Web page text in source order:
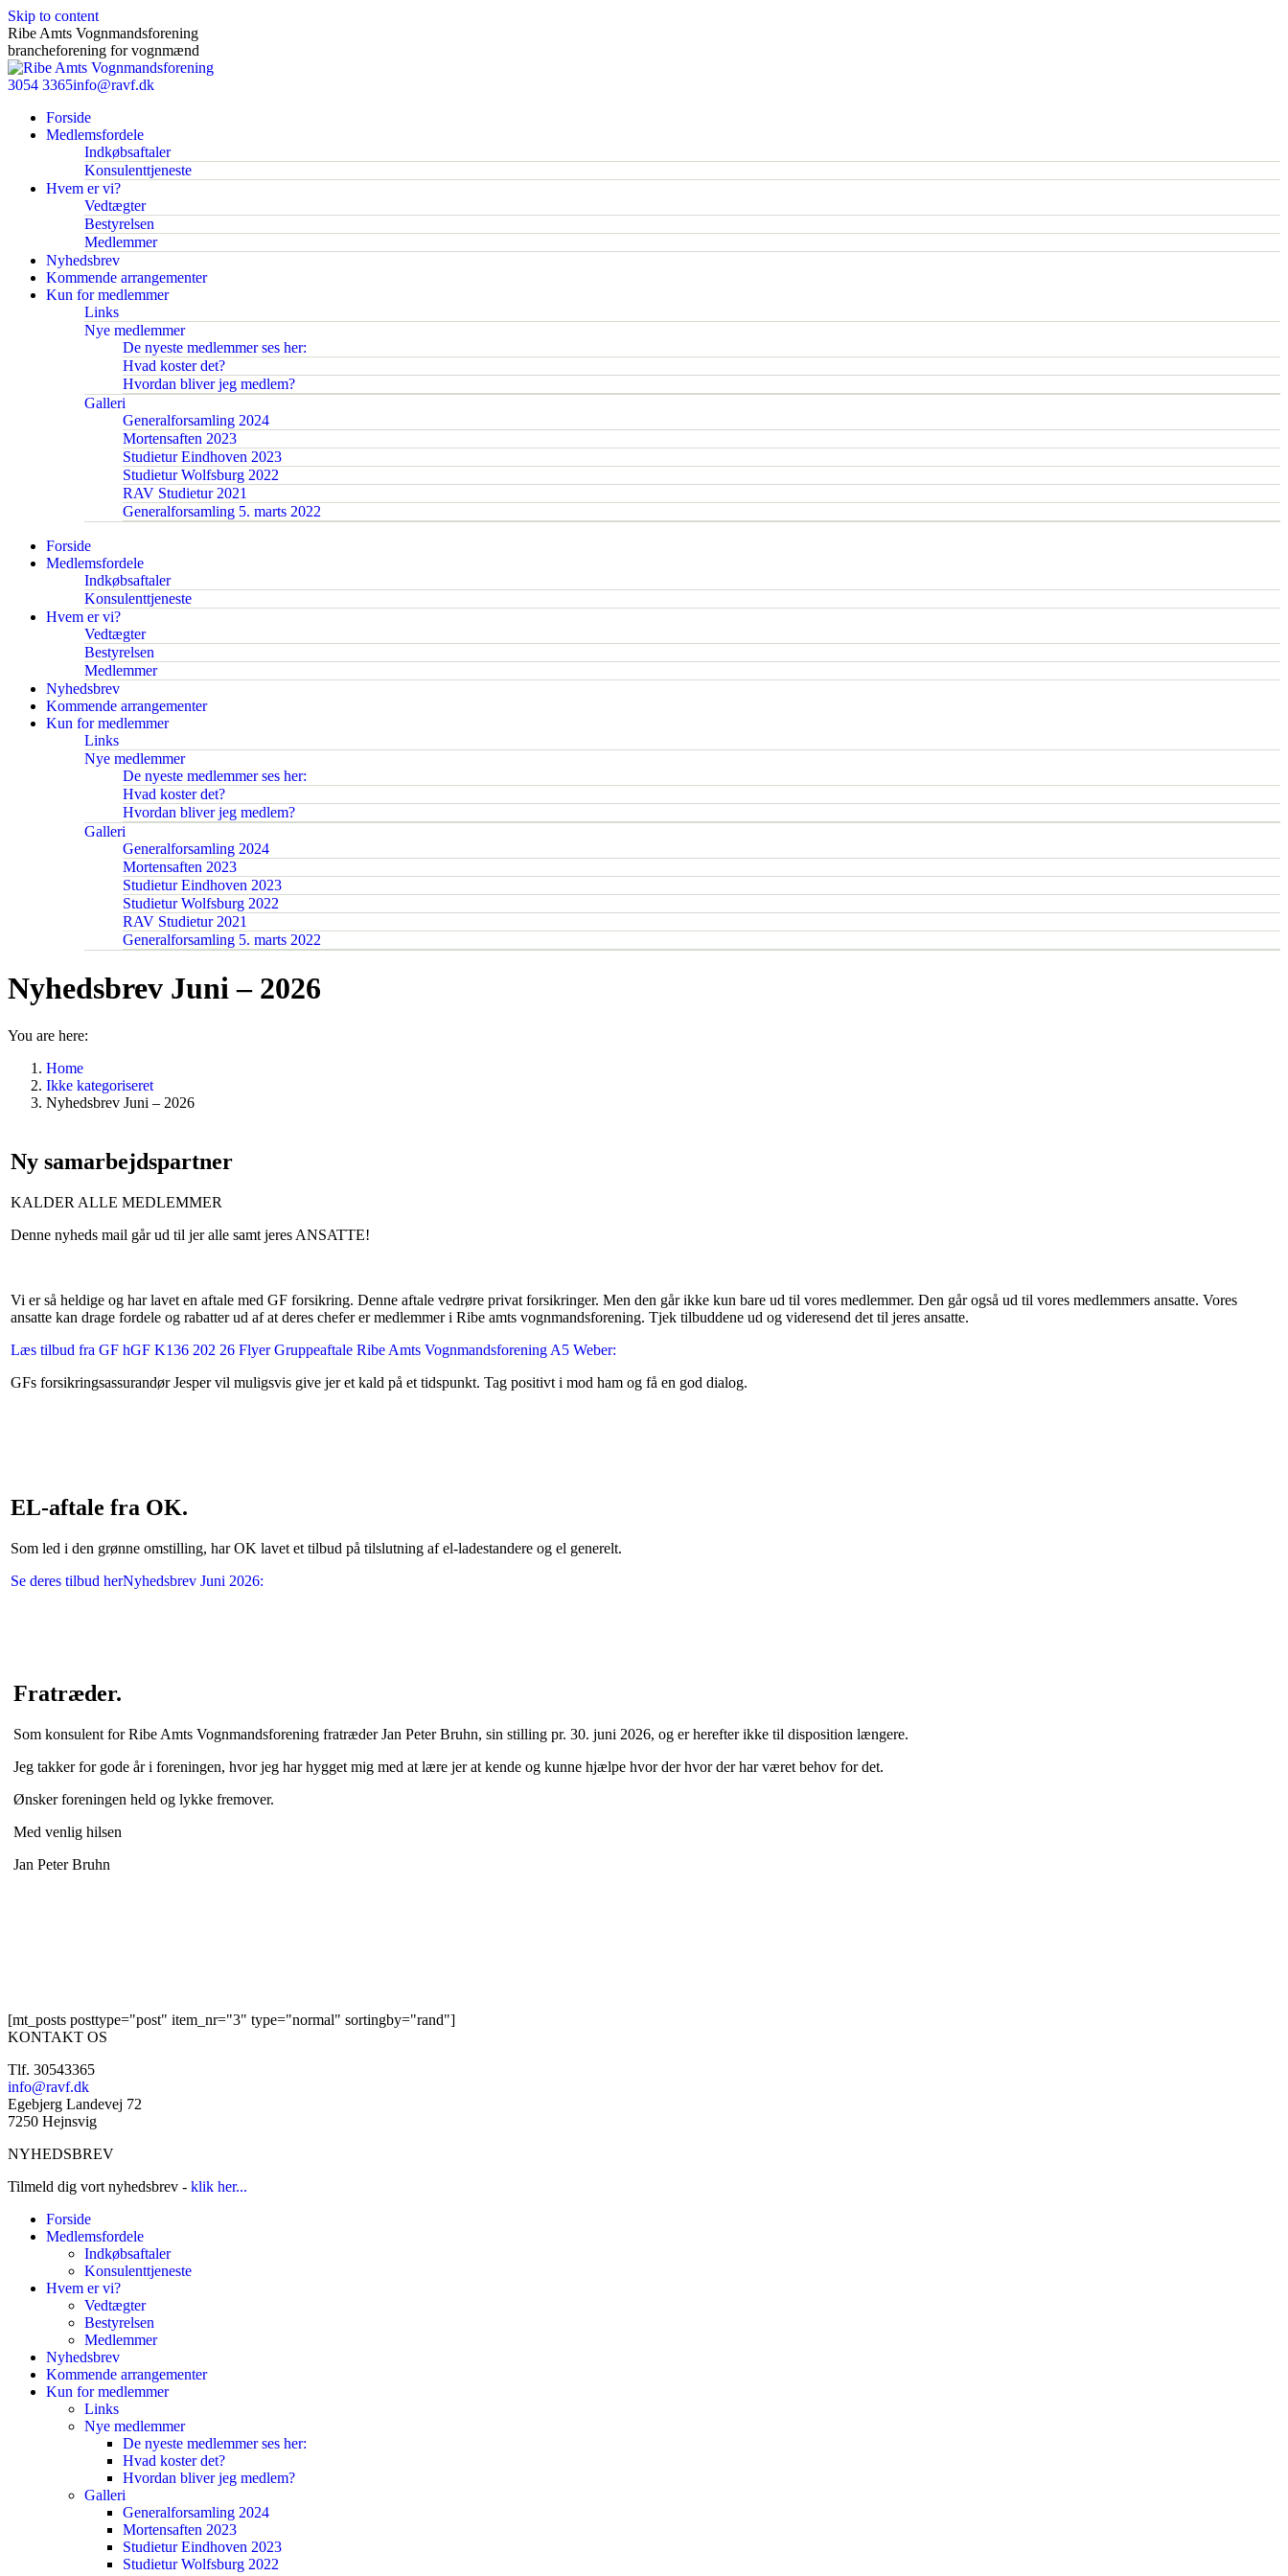
Skip to content
Ribe Amts Vognmandsforening
brancheforening for vognmænd
3054 3365info@ravf.dk
Forside
Medlemsfordele
Indkøbsaftaler
Konsulenttjeneste
Hvem er vi?
Vedtægter
Bestyrelsen
Medlemmer
Nyhedsbrev
Kommende arrangementer
Kun for medlemmer
Links
Nye medlemmer
De nyeste medlemmer ses her:
Hvad koster det?
Hvordan bliver jeg medlem?
Galleri
Generalforsamling 2024
Mortensaften 2023
Studietur Eindhoven 2023
Studietur Wolfsburg 2022
RAV Studietur 2021
Generalforsamling 5. marts 2022
Forside
Medlemsfordele
Indkøbsaftaler
Konsulenttjeneste
Hvem er vi?
Vedtægter
Bestyrelsen
Medlemmer
Nyhedsbrev
Kommende arrangementer
Kun for medlemmer
Links
Nye medlemmer
De nyeste medlemmer ses her:
Hvad koster det?
Hvordan bliver jeg medlem?
Galleri
Generalforsamling 2024
Mortensaften 2023
Studietur Eindhoven 2023
Studietur Wolfsburg 2022
RAV Studietur 2021
Generalforsamling 5. marts 2022
Nyhedsbrev Juni – 2026
You are here:
Home
Ikke kategoriseret
Nyhedsbrev Juni – 2026
Ny samarbejdspartner
KALDER ALLE MEDLEMMER
Denne nyheds mail går ud til jer alle samt jeres ANSATTE!
Vi er så heldige og har lavet en aftale med GF forsikring. Denne aftale vedrøre privat forsikringer. Men den går ikke kun bare ud til vores medlemmer. Den går også ud til vores medlemmers ansatte. Vores
ansatte kan drage fordele og rabatter ud af at deres chefer er medlemmer i Ribe amts vognmandsforening. Tjek tilbuddene ud og videresend det til jeres ansatte.
Læs tilbud fra GF hGF K136 202 26 Flyer Gruppeaftale Ribe Amts Vognmandsforening A5 Weber:
GFs forsikringsassurandør Jesper vil muligsvis give jer et kald på et tidspunkt. Tag positivt i mod ham og få en god dialog.
EL-aftale fra OK.
Som led i den grønne omstilling, har OK lavet et tilbud på tilslutning af el-ladestandere og el generelt.
Se deres tilbud herNyhedsbrev Juni 2026:
Fratræder.
Som konsulent for Ribe Amts Vognmandsforening fratræder Jan Peter Bruhn, sin stilling pr. 30. juni 2026, og er herefter ikke til disposition længere.
Jeg takker for gode år i foreningen, hvor jeg har hygget mig med at lære jer at kende og kunne hjælpe hvor der hvor der har været behov for det.
Ønsker foreningen held og lykke fremover.
Med venlig hilsen
Jan Peter Bruhn
[mt_posts posttype="post" item_nr="3" type="normal" sortingby="rand"]
KONTAKT OS
Tlf. 30543365
info@ravf.dk
Egebjerg Landevej 72
7250 Hejnsvig
NYHEDSBREV
Tilmeld dig vort nyhedsbrev - klik her...
Forside
Medlemsfordele
Indkøbsaftaler
Konsulenttjeneste
Hvem er vi?
Vedtægter
Bestyrelsen
Medlemmer
Nyhedsbrev
Kommende arrangementer
Kun for medlemmer
Links
Nye medlemmer
De nyeste medlemmer ses her:
Hvad koster det?
Hvordan bliver jeg medlem?
Galleri
Generalforsamling 2024
Mortensaften 2023
Studietur Eindhoven 2023
Studietur Wolfsburg 2022